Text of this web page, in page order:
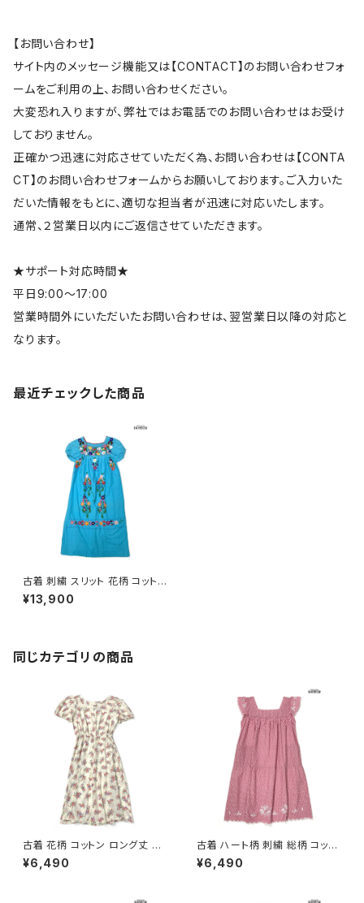
【お問い合わせ】
サイト内のメッセージ機能又は【CONTACT】のお問い合わせフォ
ームをご利用の上、お問い合わせください。
大変恐れ入りますが、弊社ではお電話でのお問い合わせはお受け
しておりません。
正確かつ迅速に対応させていただく為、お問い合わせは【CONTA
CT】のお問い合わせフォームからお願いしております。ご入力いた
だいた情報をもとに、適切な担当者が迅速に対応いたします。
通常、２営業日以内にご返信させていただきます。
★サポート対応時間★
平日9:00～17:00
営業時間外にいただいたお問い合わせは、翌営業日以降の対応と
なります。
最近チェックした商品
古着 刺繍 スリット 花柄 コットン
ロング丈 半袖 ワンピース 青 (o
tu2507044)
¥13,900
同じカテゴリの商品
古着 花柄 コットン ロング丈 半
袖 ワンピース ベージュ (oa26
07070)
¥6,490
古着 ハート柄 刺繍 総柄 コット
ン ロング丈 半袖 ワンピース ピ
ンク (otu2605084)
¥6,490